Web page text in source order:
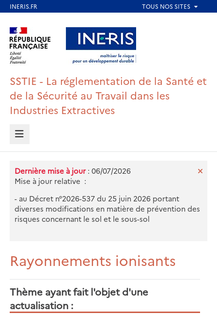
contenu
principal
Aller au contenu Aller au menu
Aller au pied de page
SSTIE - La réglementation de la Santé et
de la Sécurité au Travail dans les
Industries Extractives
MENU
Dernière mise à jour : 06/07/2026
Mise à jour relative :
- au Décret n°2026-537 du 25 juin 2026 portant
diverses modifications en matière de prévention des
risques concernant le sol et le sous-sol
Rayonnements ionisants
Thème ayant fait l'objet d'une
actualisation